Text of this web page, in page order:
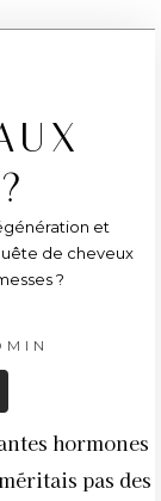
et
de cheveux
?
hormones
pas des